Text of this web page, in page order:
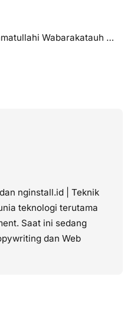
Wabarakatauh …
nginstall.id | Teknik
teknologi terutama
Saat ini sedang
dan Web